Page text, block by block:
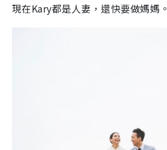
現在Kary都是人妻，還快要做媽媽。